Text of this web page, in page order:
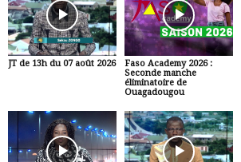
JT de 13h du 07 août 2026
Faso Academy 2026 :
Seconde manche
éliminatoire de
Ouagadougou